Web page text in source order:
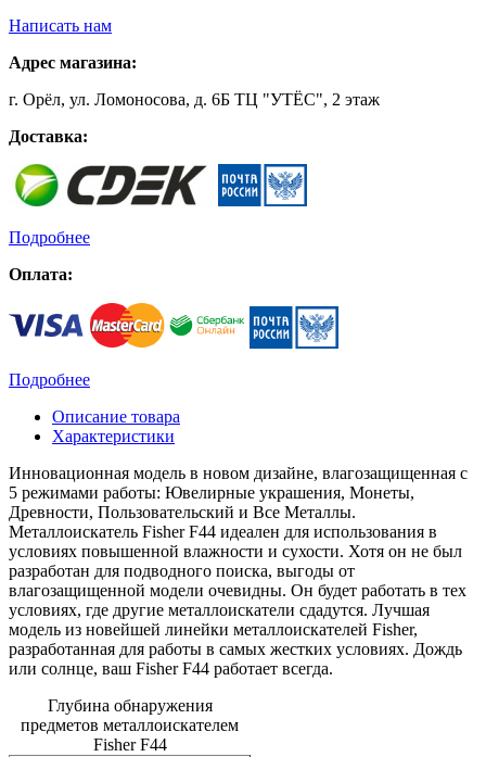
Написать нам
Адрес магазина:
г. Орёл, ул. Ломоносова, д. 6Б ТЦ "УТЁС", 2 этаж
Доставка:
Подробнее
Оплата:
Подробнее
Описание товара
Характеристики
Инновационная модель в новом дизайне, влагозащищенная с
5 режимами работы: Ювелирные украшения, Монеты,
Древности, Пользовательский и Все Металлы.
Металлоискатель Fisher F44 идеален для использования в
условиях повышенной влажности и сухости. Хотя он не был
разработан для подводного поиска, выгоды от
влагозащищенной модели очевидны. Он будет работать в тех
условиях, где другие металлоискатели сдадутся. Лучшая
модель из новейшей линейки металлоискателей Fisher,
разработанная для работы в самых жестких условиях. Дождь
или солнце, ваш Fisher F44 работает всегда.
Глубина обнаружения
предметов металлоискателем
Fisher F44